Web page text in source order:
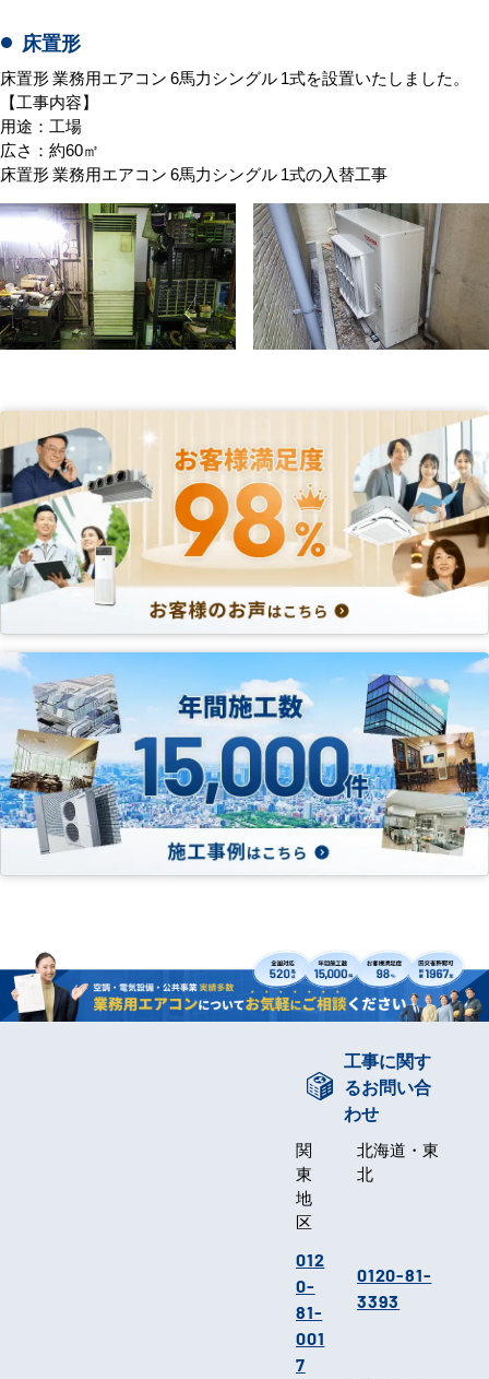
床置形
床置形 業務用エアコン 6馬力シングル 1式を設置いたしました。
【工事内容】
用途：工場
広さ：約60㎡
床置形 業務用エアコン 6馬力シングル 1式の入替工事
工事に関す
るお問い合
わせ
関
東
地
区
012
0-
81-
001
7
北海道・東
北
0120-81-
3393